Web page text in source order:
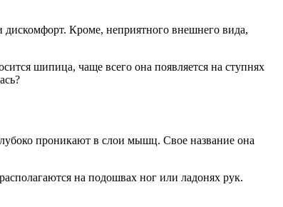
дискомфорт. Кроме, неприятного внешнего вида,
шипица, чаще всего она появляется на ступнях
проникают в слои мышц. Свое название она
на подошвах ног или ладонях рук.